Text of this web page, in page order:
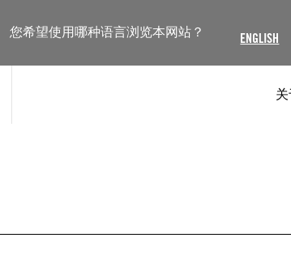
您希望使用哪种语言浏览本网站？ ENGLISH